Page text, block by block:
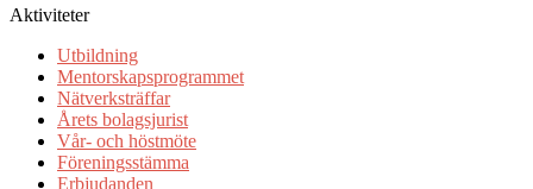
Aktiviteter
Utbildning
Mentorskapsprogrammet
Nätverksträffar
Årets bolagsjurist
Vår- och höstmöte
Föreningsstämma
Erbjudanden